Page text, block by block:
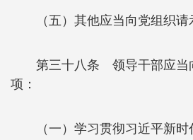
（五）其他应当向党组织请
第三十八条 领导干部应当
项：
（一）学习贯彻习近平新